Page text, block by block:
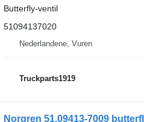
Butterfly-ventil
51094137020
Nederlandene, Vuren
Truckparts1919
Norgren 51.09413-7009